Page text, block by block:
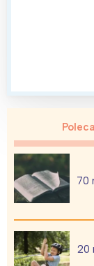
70
20